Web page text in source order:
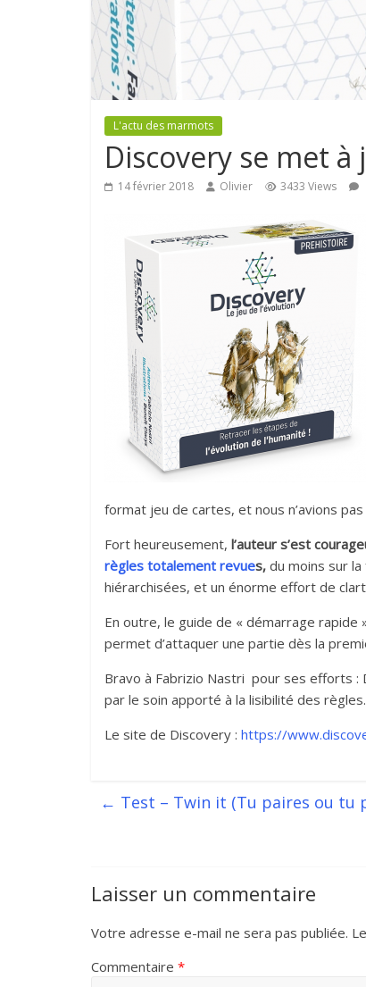
L'actu des marmots
Discovery se met à
14 février 2018 Olivier 3433 Views
format jeu de cartes, et nous n’avions
Fort heureusement, l’auteur s’est
règles totalement revues, du moins sur
hiérarchisées, et un énorme effort de
En outre, le guide de « démarrage
permet d’attaquer une partie dès la
Bravo à Fabrizio Nastri pour ses efforts :
par le soin apporté à la lisibilité des règles.
Le site de Discovery : https://
← Test – Twin it (Tu paires ou tu
Laisser un commentaire
Votre adresse e-mail ne sera pas publiée.
Commentaire *